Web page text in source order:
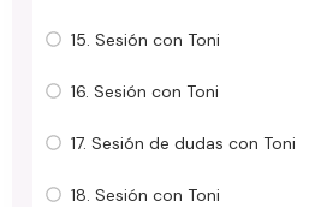
15. Sesión con Toni
16. Sesión con Toni
17. Sesión de dudas con Toni
18. Sesión con Toni